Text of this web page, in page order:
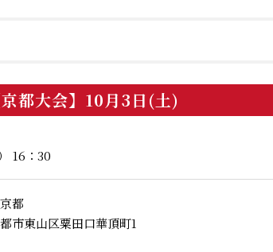
京都大会】10月3日(土)
16：30
都
市東山区粟田口華頂町1